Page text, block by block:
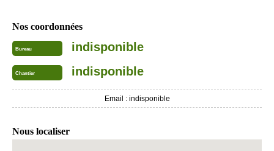
Nos coordonnées
Bureau indisponible
Chantier indisponible
Email : indisponible
Nous localiser